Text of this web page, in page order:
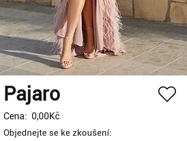
Pajaro
Cena: 0,00Kč
Objednejte se ke zkoušení: